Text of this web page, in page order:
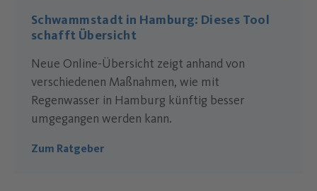
Schwammstadt in Hamburg: Dieses Tool
schafft Übersicht
Neue Online-Übersicht zeigt anhand von
verschiedenen Maßnahmen, wie mit
Regenwasser in Hamburg künftig besser
umgegangen werden kann.
Zum Ratgeber